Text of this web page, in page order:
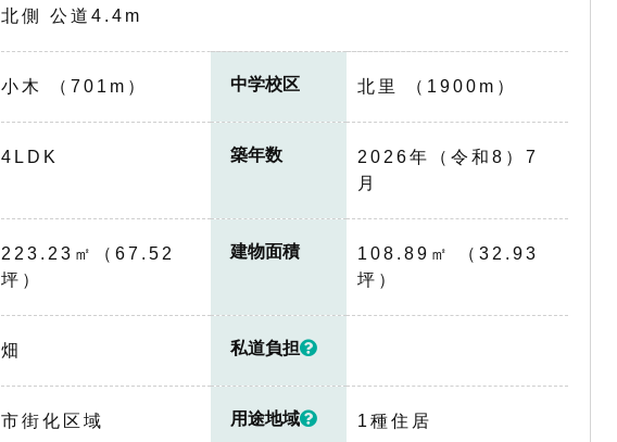
北側 公道4.4m
小木 （701m） 中学校区 北里 （1900m）
4LDK 築年数
2026年（令和8）7
月
223.23㎡（67.52
坪）
建物面積
108.89㎡ （32.93
坪）
畑 私道負担
市街化区域 用途地域 1種住居